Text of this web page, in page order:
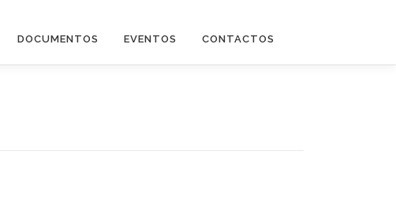
DOCUMENTOS EVENTOS CONTACTOS